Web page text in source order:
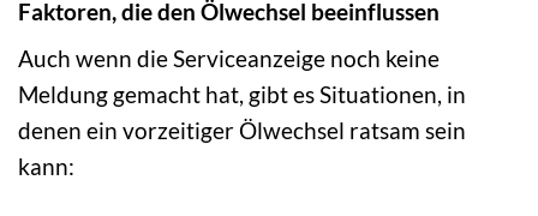
Faktoren, die den Ölwechsel beeinflussen
Auch wenn die Serviceanzeige noch keine
Meldung gemacht hat, gibt es Situationen, in
denen ein vorzeitiger Ölwechsel ratsam sein
kann: